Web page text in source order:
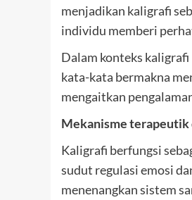
menjadikan kaligrafi
individu memberi
Dalam konteks
kata-kata bermakna
mengaitkan
Mekanisme terapeutik
Kaligrafi berfungsi
sudut regulasi emosi
menenangkan sistem